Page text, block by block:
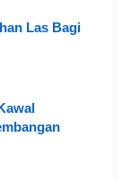
Las Bagi